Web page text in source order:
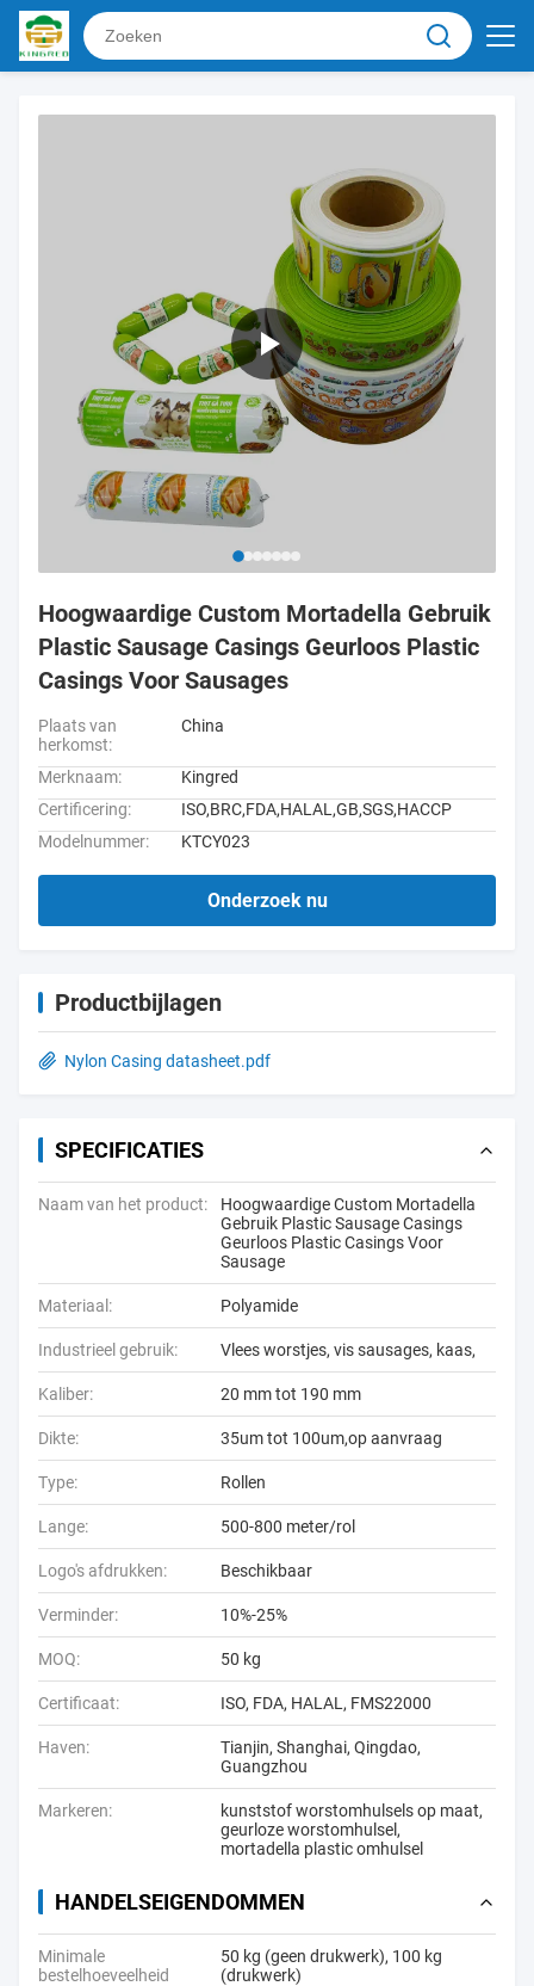
Hoogwaardige Custom Mortadella Gebruik
Plastic Sausage Casings Geurloos Plastic
Casings Voor Sausages
Plaats van
herkomst:
China
Merknaam:
Kingred
Certificering:
ISO,BRC,FDA,HALAL,GB,SGS,HACCP
Modelnummer:
KTCY023
Onderzoek nu
Productbijlagen
Nylon Casing datasheet.pdf
SPECIFICATIES
Naam van het product:
Hoogwaardige Custom Mortadella
Gebruik Plastic Sausage Casings
Geurloos Plastic Casings Voor
Sausage
Materiaal: Polyamide
Industrieel gebruik: Vlees worstjes, vis sausages, kaas,
Kaliber: 20 mm tot 190 mm
Dikte: 35um tot 100um,op aanvraag
Type: Rollen
Lange: 500-800 meter/rol
Logo's afdrukken: Beschikbaar
Verminder: 10%-25%
MOQ: 50 kg
Certificaat: ISO, FDA, HALAL, FMS22000
Haven:
Tianjin, Shanghai, Qingdao,
Guangzhou
Markeren: kunststof worstomhulsels op maat,
geurloze worstomhulsel ,
mortadella plastic omhulsel
HANDELSEIGENDOMMEN
Minimale
bestelhoeveelheid
50 kg (geen drukwerk), 100 kg
(drukwerk)